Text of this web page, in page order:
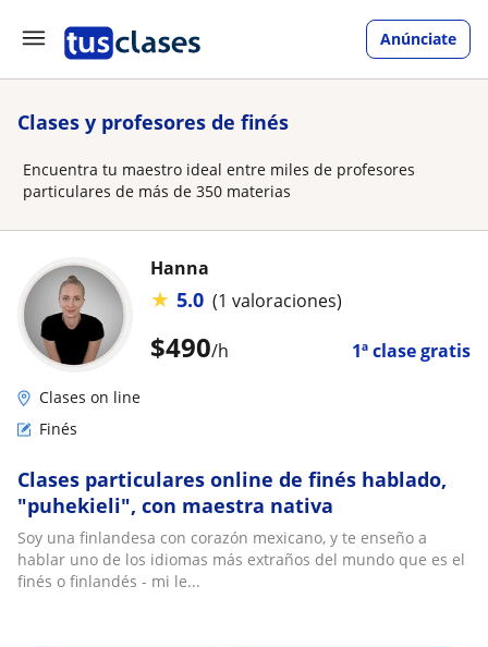
Anúnciate
Clases y profesores de finés
Encuentra tu maestro ideal entre miles de profesores
particulares de más de 350 materias
$490/h 1ª clase gratis
Hanna
★ 5.0 (1 valoraciones)
Clases on line
Finés
Clases particulares online de finés hablado,
"puhekieli", con maestra nativa
Soy una finlandesa con corazón mexicano, y te enseño a
hablar uno de los idiomas más extraños del mundo que es el
finés o finlandés - mi le...